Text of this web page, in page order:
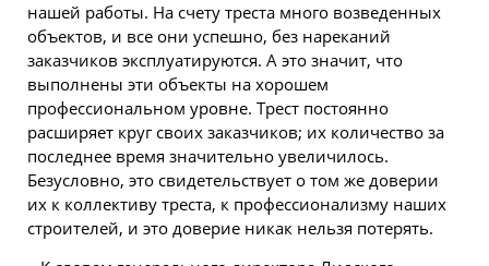
нашей работы. На счету треста много возведенных
объектов, и все они успешно, без нареканий
заказчиков эксплуатируются. А это значит, что
выполнены эти объекты на хорошем
профессиональном уровне. Трест постоянно
расширяет круг своих заказчиков; их количество за
последнее время значительно увеличилось.
Безусловно, это свидетельствует о том же доверии
их к коллективу треста, к профессионализму наших
строителей, и это доверие никак нельзя потерять.